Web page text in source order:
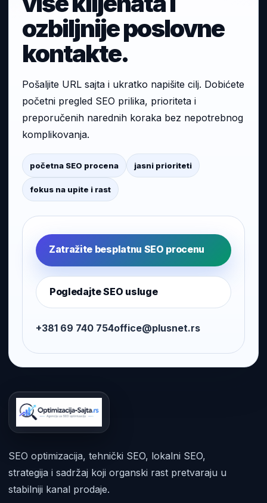
ozbiljnije poslovne
kontakte.
Pošaljite URL sajta i ukratko napišite cilj. Dobićete
početni pregled SEO prilika, prioriteta i
preporučenih narednih koraka bez nepotrebnog
komplikovanja.
početna SEO procena jasni prioriteti
fokus na upite i rast
Zatražite besplatnu SEO procenu
Pogledajte SEO usluge
+381 69 740 754office@plusnet.rs
SEO optimizacija, tehnički SEO, lokalni SEO,
strategija i sadržaj koji organski rast pretvaraju u
stabilniji kanal prodaje.